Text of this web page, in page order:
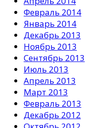
Февраль 2014
Январь 2014
Декабрь 2013
Ноябрь 2013
Сентябрь 2013
Июль 2013
Апрель 2013
Март 2013
Февраль 2013
Декабрь 2012